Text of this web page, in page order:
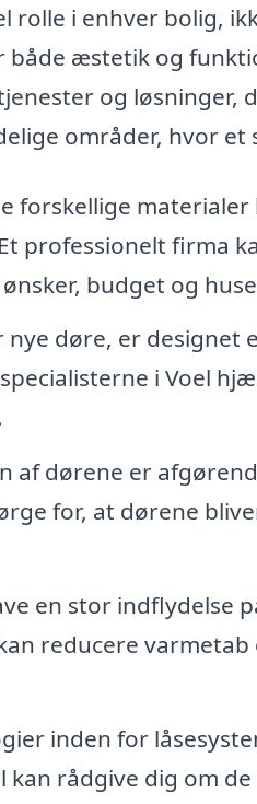
rolle i enhver bolig,
æstetik og
og løsninger,
områder, hvor
forskellige
professionelt firma
budget og
døre, er designet
i Voel
af dørene er
for, at dørene
en stor indflydelse
reducere
inden for
rådgive dig om